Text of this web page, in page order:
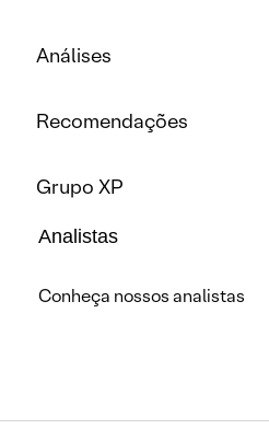
Análises
Recomendações
Grupo XP
Analistas
Conheça nossos analistas